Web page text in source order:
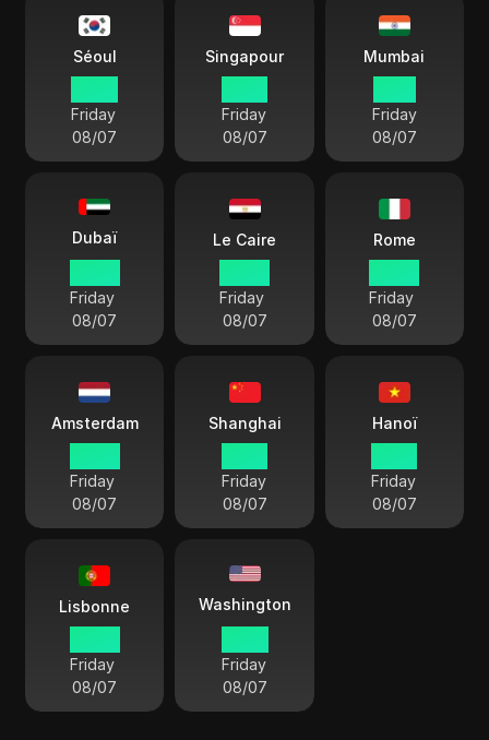
Séoul
Friday
08/07
Singapour
Friday
08/07
Mumbai
Friday
08/07
Dubaï
Friday
08/07
Le Caire
Friday
08/07
Rome
Friday
08/07
Amsterdam
Friday
08/07
Shanghai
Friday
08/07
Hanoï
Friday
08/07
Lisbonne
Friday
08/07
Washington
Friday
08/07